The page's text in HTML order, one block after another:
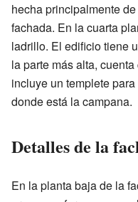
hecha principalmente
fachada. En la cuarta
ladrillo. El edificio tiene
la parte más alta,
incluye un templete
donde está la campana.
Detalles de la
En la planta baja de la